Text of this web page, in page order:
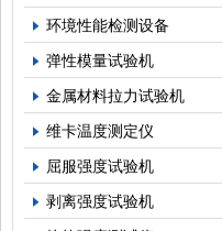
环境性能检测设备
弹性模量试验机
金属材料拉力试验机
维卡温度测定仪
屈服强度试验机
剥离强度试验机